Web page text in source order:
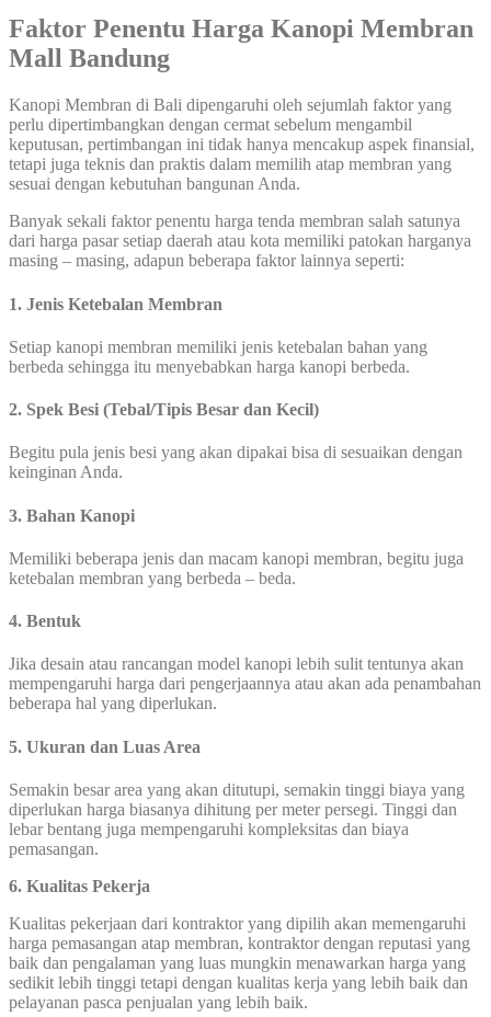
Faktor Penentu Harga Kanopi Membran
Mall Bandung
Kanopi Membran di Bali dipengaruhi oleh sejumlah faktor yang
perlu dipertimbangkan dengan cermat sebelum mengambil
keputusan, pertimbangan ini tidak hanya mencakup aspek finansial,
tetapi juga teknis dan praktis dalam memilih atap membran yang
sesuai dengan kebutuhan bangunan Anda.
Banyak sekali faktor penentu harga tenda membran salah satunya
dari harga pasar setiap daerah atau kota memiliki patokan harganya
masing – masing, adapun beberapa faktor lainnya seperti:
1. Jenis Ketebalan Membran
Setiap kanopi membran memiliki jenis ketebalan bahan yang
berbeda sehingga itu menyebabkan harga kanopi berbeda.
2. Spek Besi (Tebal/Tipis Besar dan Kecil)
Begitu pula jenis besi yang akan dipakai bisa di sesuaikan dengan
keinginan Anda.
3. Bahan Kanopi
Memiliki beberapa jenis dan macam kanopi membran, begitu juga
ketebalan membran yang berbeda – beda.
4. Bentuk
Jika desain atau rancangan model kanopi lebih sulit tentunya akan
mempengaruhi harga dari pengerjaannya atau akan ada penambahan
beberapa hal yang diperlukan.
5. Ukuran dan Luas Area
Semakin besar area yang akan ditutupi, semakin tinggi biaya yang
diperlukan harga biasanya dihitung per meter persegi. Tinggi dan
lebar bentang juga mempengaruhi kompleksitas dan biaya
pemasangan.
6. Kualitas Pekerja
Kualitas pekerjaan dari kontraktor yang dipilih akan memengaruhi
harga pemasangan atap membran, kontraktor dengan reputasi yang
baik dan pengalaman yang luas mungkin menawarkan harga yang
sedikit lebih tinggi tetapi dengan kualitas kerja yang lebih baik dan
pelayanan pasca penjualan yang lebih baik.